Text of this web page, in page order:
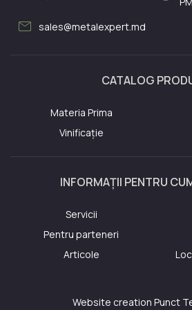
mail sales@metalexpert.md
CATALOG
Materia Prima
Vinificație
INFORMAȚII PENTRU
Servicii
Pentru parteneri
Articole
Website creation Punct